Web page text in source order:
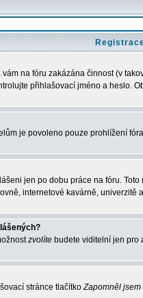
na fóru zakázána činnost (v
přihlašovací jméno a heslo.
je povoleno pouze prohlížení
jen po dobu práce na fóru.
internetové kavárně, univerzitě
zvolíte budete viditelní jen pro
stránce tlačítkoZapomněl